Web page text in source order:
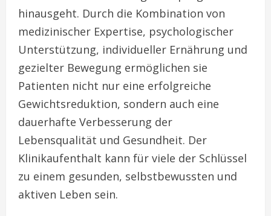
hinausgeht. Durch die Kombination von
medizinischer Expertise, psychologischer
Unterstützung, individueller Ernährung und
gezielter Bewegung ermöglichen sie
Patienten nicht nur eine erfolgreiche
Gewichtsreduktion, sondern auch eine
dauerhafte Verbesserung der
Lebensqualität und Gesundheit. Der
Klinikaufenthalt kann für viele der Schlüssel
zu einem gesunden, selbstbewussten und
aktiven Leben sein.